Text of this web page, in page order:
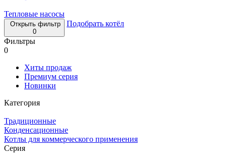
Тепловые насосы
Открыть фильтр
0
Подобрать котёл
Фильтры
0
Хиты продаж
Премиум серия
Новинки
Категория
Традиционные
Конденсационные
Котлы для коммерческого применения
Серия